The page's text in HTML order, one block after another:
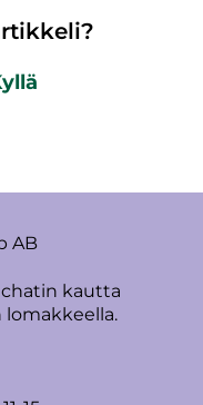
AB
kautta
lomakkeella.